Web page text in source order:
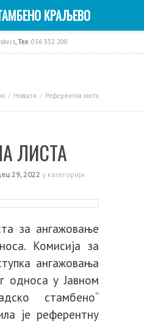
, Тел: 036 332 200
Новости Референтна листа
ЛИСТА
29, 2022 у категорији
за ангажовање
Комисија за
ангажовања
односа у Јавном
стамбено“
је референтну
КРАЉЕВО